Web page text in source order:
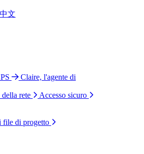
文
Claire, l'agente di
rete
Accesso sicuro
file di progetto